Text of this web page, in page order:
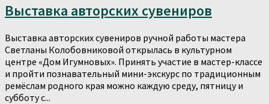
Выставка авторских сувениров
Выставка авторских сувениров ручной работы мастера
Светланы Колобовниковой открылась в культурном
центре «Дом Игумновых». Принять участие в мастер-классе
и пройти познавательный мини-экскурс по традиционным
ремёслам родного края можно каждую среду, пятницу и
субботу с...